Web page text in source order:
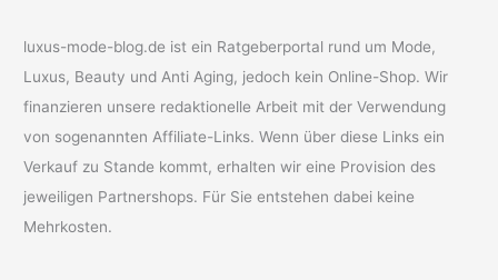
luxus-mode-blog.de ist ein Ratgeberportal rund um Mode,
Luxus, Beauty und Anti Aging, jedoch kein Online-Shop. Wir
finanzieren unsere redaktionelle Arbeit mit der Verwendung
von sogenannten Affiliate-Links. Wenn über diese Links ein
Verkauf zu Stande kommt, erhalten wir eine Provision des
jeweiligen Partnershops. Für Sie entstehen dabei keine
Mehrkosten.